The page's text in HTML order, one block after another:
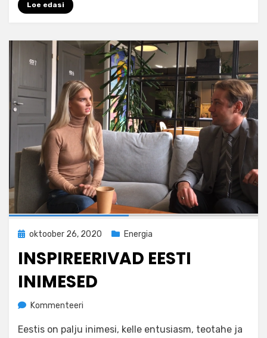
Loe edasi
Posted
oktoober 26, 2020 Energia
INSPIREERIVAD EESTI
INIMESED
byadmin
Kommenteeri
Eestis on palju inimesi, kelle entusiasm, teotahe ja